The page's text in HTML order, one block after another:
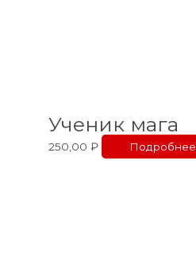
Ученик мага
250,00₽ Подробнее